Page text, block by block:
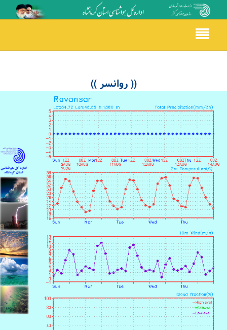
Toggle
navigation
(( روانسر ))